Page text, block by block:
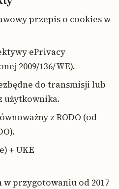
przepis o cookies w
ePrivacy
2009/136/WE).
do transmisji lub
użytkownika.
z RODO (od
+ UKE
przygotowaniu od 2017